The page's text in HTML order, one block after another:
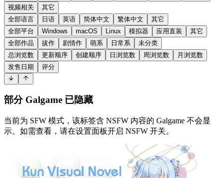
视频相关
其它
全部语言
日语 英语 简体中文 繁体中文
其它
全部平台
Windows macOS Linux 模拟器 应用直装
其它
全部作品
拔作 剧情作 萌系 日常系
未分类
总浏览数
更新顺序 创建顺序 日浏览数 周浏览数
月浏览数
发售日期
评分
部分 Galgame 已隐藏
当前为 SFW 模式，该标签含 NSFW 内容的 Galgame 不会显
示。如需查看，请在设置面板开启 NSFW 开关。